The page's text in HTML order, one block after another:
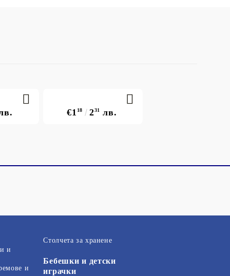
€1 18 231 лв.
и
и
Столчета за хранене
Бебешки и детски
играчки